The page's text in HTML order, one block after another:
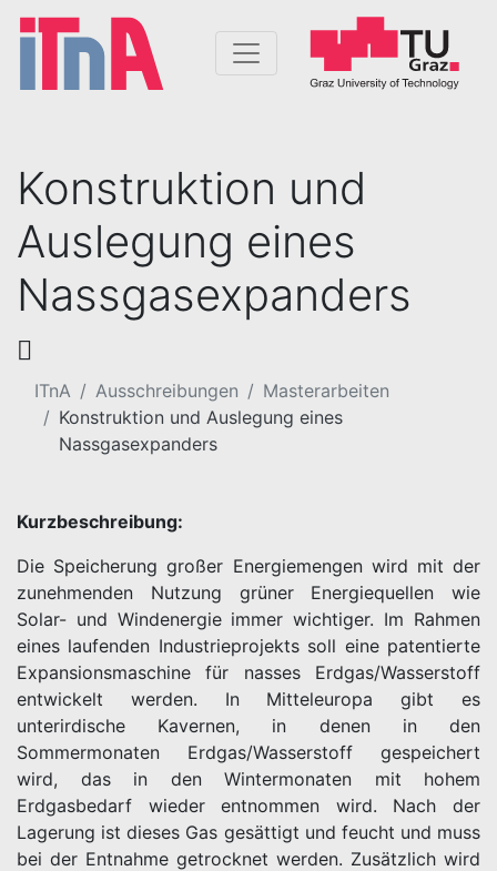
Konstruktion und
Auslegung eines
Nassgasexpanders
ITnA Ausschreibungen
Masterarbeiten
Konstruktion und Auslegung eines
Nassgasexpanders
Kurzbeschreibung:
Die Speicherung großer Energiemengen wird mit der
zunehmenden Nutzung grüner Energiequellen wie
Solar- und Windenergie immer wichtiger. Im Rahmen
eines laufenden Industrieprojekts soll eine patentierte
Expansionsmaschine für nasses Erdgas/Wasserstoff
entwickelt werden. In Mitteleuropa gibt es
unterirdische Kavernen, in denen in den
Sommermonaten Erdgas/Wasserstoff gespeichert
wird, das in den Wintermonaten mit hohem
Erdgasbedarf wieder entnommen wird. Nach der
Lagerung ist dieses Gas gesättigt und feucht und muss
bei der Entnahme getrocknet werden. Zusätzlich wird